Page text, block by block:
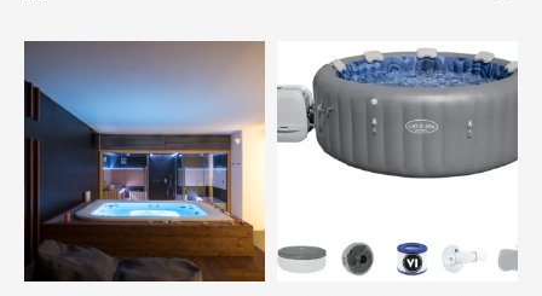
Filtre anti calcaire
Filtre calcaire
Filtre pour eau
Masque (5)